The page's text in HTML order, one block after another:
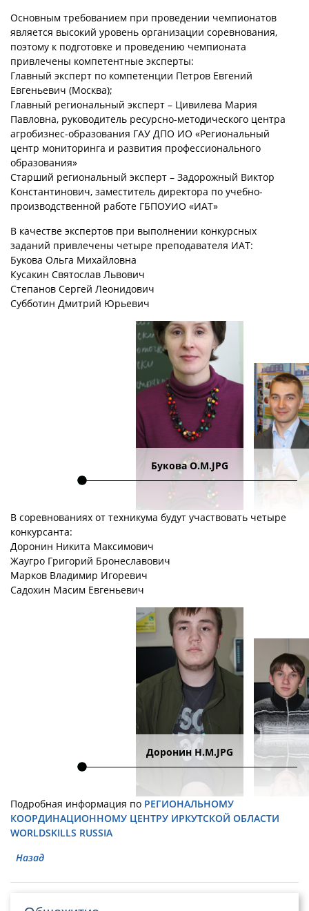
Основным требованием при проведении чемпионатов
является высокий уровень организации соревнования,
поэтому к подготовке и проведению чемпионата
привлечены компетентные эксперты:
Главный эксперт по компетенции Петров Евгений
Евгеньевич (Москва);
Главный региональный эксперт – Цивилева Мария
Павловна, руководитель ресурсно-методического центра
агробизнес-образования ГАУ ДПО ИО «Региональный
центр мониторинга и развития профессионального
образования»
Старший региональный эксперт – Задорожный Виктор
Константинович, заместитель директора по учебно-
производственной работе ГБПОУИО «ИАТ»
В качестве экспертов при выполнении конкурсных
заданий привлечены четыре преподавателя ИАТ:
Букова Ольга Михайловна
Кусакин Святослав Львович
Степанов Сергей Леонидович
Субботин Дмитрий Юрьевич
Букова О.М.JPG
В соревнованиях от техникума будут участвовать четыре
конкурсанта:
Доронин Никита Максимович
Жаугро Григорий Бронеславович
Марков Владимир Игоревич
Садохин Масим Евгеньевич
Доронин Н.М.JPG
Подробная информация по РЕГИОНАЛЬНОМУ
КООРДИНАЦИОННОМУ ЦЕНТРУ ИРКУТСКОЙ ОБЛАСТИ
WORLDSKILLS RUSSIA
Назад